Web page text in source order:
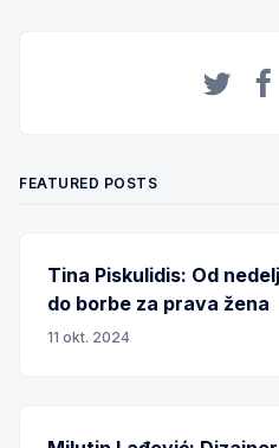
FEATURED POSTS
Tina Piskulidis: Od
do borbe za prava žena
11 okt. 2024